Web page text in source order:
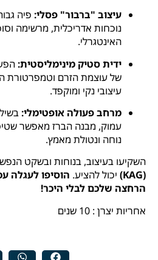
עיצוב "ברבור" פסלי: פיה
נוכחות אדריכלית, מרשימה
האינטגרלי.
ידית סטיק מינימליסטית:
של עוצמת הזרם וטמפרטורת
עיצובי נקי ומוקפד.
מרחב פעולה אופטימלי:
עמוק, מבנה הברז מאפשר
נוחה ונטולת מאמץ.
השקיעו בעיצוב, בנוחות ובשקט
(KAG)
יכול להציע. הוסיפו לעגלה
הרחצה שלכם לבלי היכר!
אחריות יצרן : 10 שנים